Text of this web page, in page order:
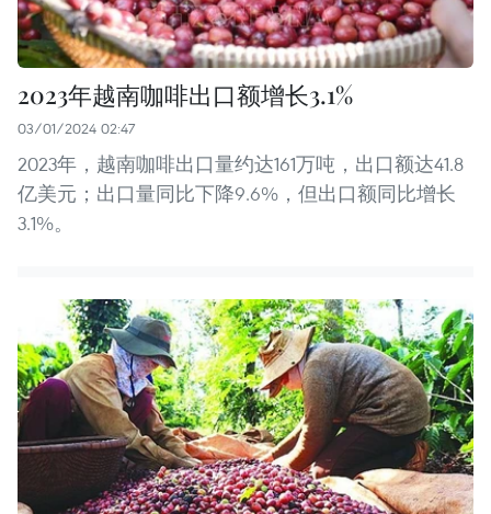
2023年越南咖啡出口额增长3.1%
03/01/2024 02:47
2023年，越南咖啡出口量约达161万吨，出口额达41.8
亿美元；出口量同比下降9.6%，但出口额同比增长
3.1%。